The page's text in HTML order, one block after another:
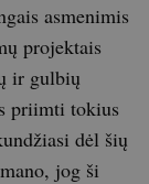
asmenimis
projektais
ir gulbių
priimti tokius
dėl šių
jog ši